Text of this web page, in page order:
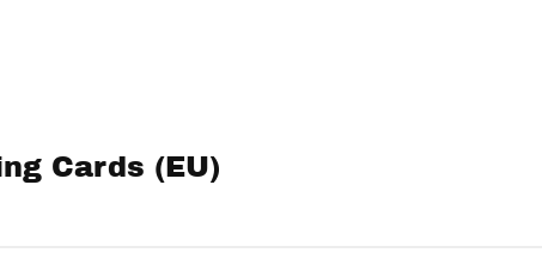
Cards (EU)